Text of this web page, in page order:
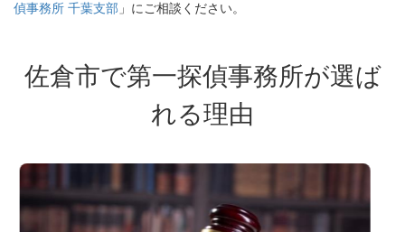
偵事務所 千葉支部 」にご相談ください。
佐倉市で第一探偵事務所が選ば
れる理由